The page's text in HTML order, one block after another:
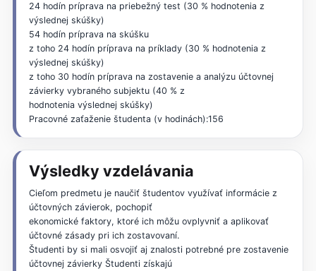
24 hodín príprava na priebežný test (30 % hodnotenia z
výslednej skúšky)
54 hodín príprava na skúšku
z toho 24 hodín príprava na príklady (30 % hodnotenia z
výslednej skúšky)
z toho 30 hodín príprava na zostavenie a analýzu účtovnej
závierky vybraného subjektu (40 % z
hodnotenia výslednej skúšky)
Pracovné zaťaženie študenta (v hodinách):156
Výsledky vzdelávania
Cieľom predmetu je naučiť študentov využívať informácie z
účtovných závierok, pochopiť
ekonomické faktory, ktoré ich môžu ovplyvniť a aplikovať
účtovné zásady pri ich zostavovaní.
Študenti by si mali osvojiť aj znalosti potrebné pre zostavenie
účtovnej závierky Študenti získajú